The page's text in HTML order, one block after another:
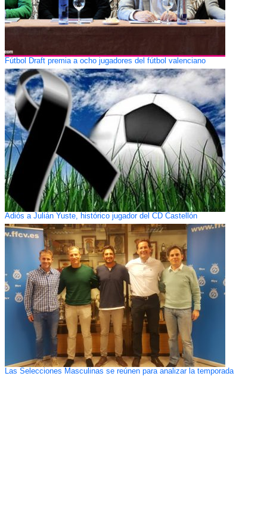
Fútbol Draft premia a ocho jugadores del fútbol valenciano
Adiós a Julián Yuste, histórico jugador del CD Castellón
Las Selecciones Masculinas se reúnen para analizar la temporada